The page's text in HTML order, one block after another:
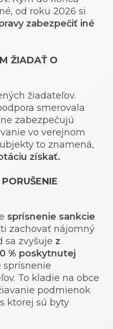
od roku 2026 si
zabezpečiť iné
ŽIADAŤ O
žiadateľov.
smerovala
zabezpečujú
vo verejnom
to znamená,
získať.
sprísnenie sankcie
zachovať nájomný
sa zvyšuje z
% poskytnutej
sprísnenie
To kladie na obce
podmienok
ktorej sú byty